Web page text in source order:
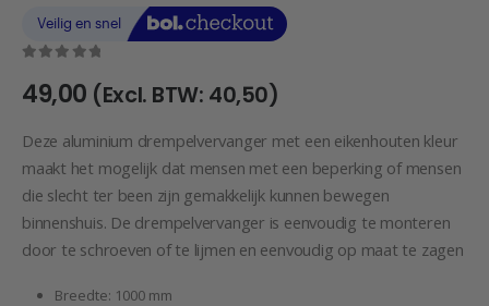
49,00 (Excl. BTW: 40,50)
Deze aluminium drempelvervanger met een eikenhouten kleur
maakt het mogelijk dat mensen met een beperking of mensen
die slecht ter been zijn gemakkelijk kunnen bewegen
binnenshuis. De drempelvervanger is eenvoudig te monteren
door te schroeven of te lijmen en eenvoudig op maat te zagen
Breedte: 1000 mm